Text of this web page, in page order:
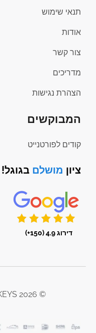
תנאי שימוש
אודות
צור קשר
מדריכים
הצהרת נגישות
המבוקשים
קודים לפורטנייט
ציון מושלם בגוגל!
דירוג 4.9 (150+)
© 2026 SEKEYS. כל הזכויות שמורות.